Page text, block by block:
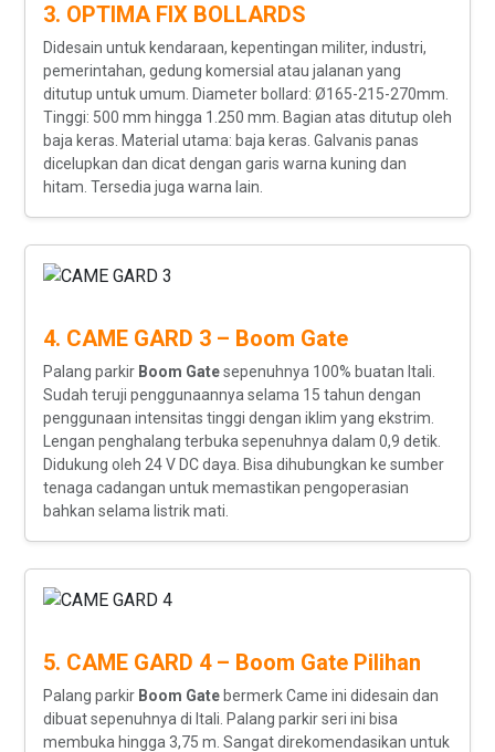
3. OPTIMA FIX BOLLARDS
Didesain untuk kendaraan, kepentingan militer, industri,
pemerintahan, gedung komersial atau jalanan yang
ditutup untuk umum. Diameter bollard: Ø165-215-270mm.
Tinggi: 500 mm hingga 1.250 mm. Bagian atas ditutup oleh
baja keras. Material utama: baja keras. Galvanis panas
dicelupkan dan dicat dengan garis warna kuning dan
hitam. Tersedia juga warna lain.
4. CAME GARD 3 – Boom Gate
Palang parkir Boom Gatesepenuhnya 100% buatan Itali.
Sudah teruji penggunaannya selama 15 tahun dengan
penggunaan intensitas tinggi dengan iklim yang ekstrim.
Lengan penghalang terbuka sepenuhnya dalam 0,9 detik.
Didukung oleh 24 V DC daya. Bisa dihubungkan ke sumber
tenaga cadangan untuk memastikan pengoperasian
bahkan selama listrik mati.
5. CAME GARD 4 – Boom Gate Pilihan
Palang parkir Boom Gate bermerk Came ini didesain dan
dibuat sepenuhnya di Itali. Palang parkir seri ini bisa
membuka hingga 3,75 m. Sangat direkomendasikan untuk